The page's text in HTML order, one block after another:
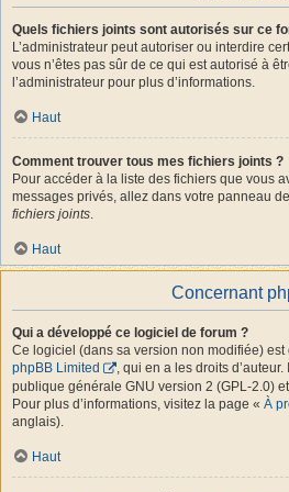
Quels fichiers joints sont autorisés sur ce
L’administrateur peut autoriser ou interdire
vous n’êtes pas sûr de ce qui est autorisé à
l’administrateur pour plus d’informations.
Haut
Comment trouver tous mes fichiers joints ?
Pour accéder à la liste des fichiers que vous
messages privés, allez dans votre panneau
fichiers joints.
Haut
Concernant
Qui a développé ce logiciel de forum ?
Ce logiciel (dans sa version non modifiée)
phpBB Limited
, qui en a les droits
publique générale GNU version 2 (GPL-2.0)
Pour plus d’informations, visitez la page « À
anglais).
Haut